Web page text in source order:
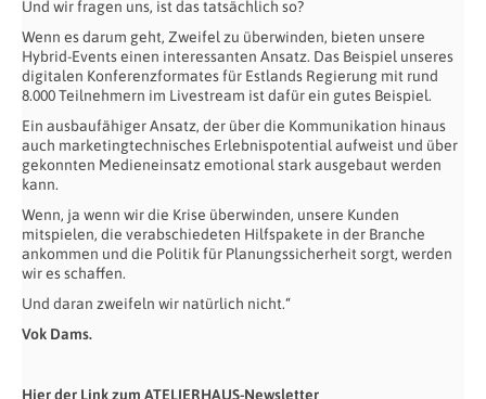
Und wir fragen uns, ist das tatsächlich so?
Wenn es darum geht, Zweifel zu überwinden, bieten unsere
Hybrid-Events einen interessanten Ansatz. Das Beispiel unseres
digitalen Konferenzformates für Estlands Regierung mit rund
8.000 Teilnehmern im Livestream ist dafür ein gutes Beispiel.
Ein ausbaufähiger Ansatz, der über die Kommunikation hinaus
auch marketingtechnisches Erlebnispotential aufweist und über
gekonnten Medieneinsatz emotional stark ausgebaut werden
kann.
Wenn, ja wenn wir die Krise überwinden, unsere Kunden
mitspielen, die verabschiedeten Hilfspakete in der Branche
ankommen und die Politik für Planungssicherheit sorgt, werden
wir es schaffen.
Und daran zweifeln wir natürlich nicht.“
Vok Dams.
Hier der Link zum ATELIERHAUS-Newsletter